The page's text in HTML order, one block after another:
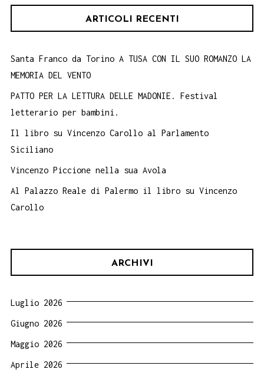
ARTICOLI RECENTI
Santa Franco da Torino A TUSA CON IL SUO ROMANZO LA
MEMORIA DEL VENTO
PATTO PER LA LETTURA DELLE MADONIE. Festival
letterario per bambini.
Il libro su Vincenzo Carollo al Parlamento
Siciliano
Vincenzo Piccione nella sua Avola
Al Palazzo Reale di Palermo il libro su Vincenzo
Carollo
ARCHIVI
Luglio 2026
Giugno 2026
Maggio 2026
Aprile 2026